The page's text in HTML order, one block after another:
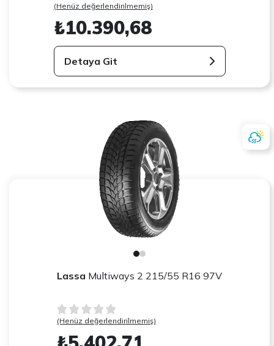
(Henüz değerlendirilmemiş)
₺10.390,68
Detaya Git
Lassa Multiways 2 215/55 R16 97V
(Henüz değerlendirilmemiş)